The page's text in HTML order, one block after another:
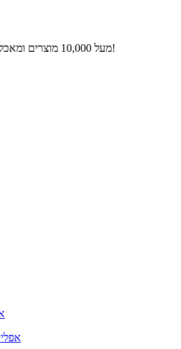
מעל 10,000 מוצרים ומאכלים במאגר עם ערכים תזונתיים!